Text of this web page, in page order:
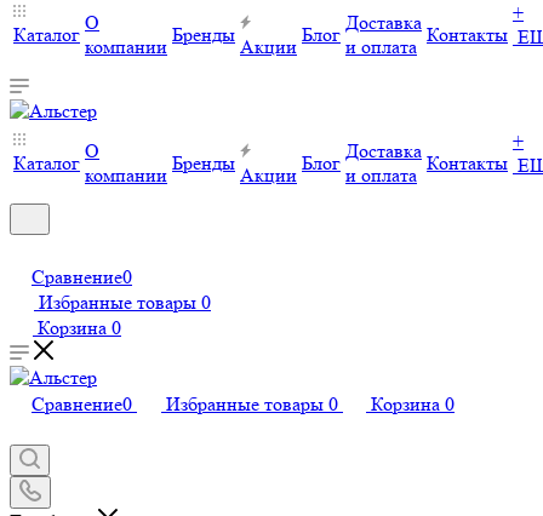
Каталог
О
компании
Бренды
Акции
Блог
Доставка
и оплата
Контакты
+
Каталог
О
компании
Бренды
Акции
Блог
Доставка
и оплата
Контакты
+
Сравнение0
Избранные товары 0
Корзина 0
Сравнение0 Избранные товары 0 Корзина 0